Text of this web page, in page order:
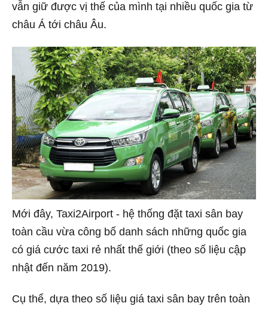
vẫn giữ được vị thế của mình tại nhiều quốc gia từ
châu Á tới châu Âu.
Mới đây, Taxi2Airport - hệ thống đặt taxi sân bay
toàn cầu vừa công bố danh sách những quốc gia
có giá cước taxi rẻ nhất thế giới (theo số liệu cập
nhật đến năm 2019).
Cụ thể, dựa theo số liệu giá taxi sân bay trên toàn